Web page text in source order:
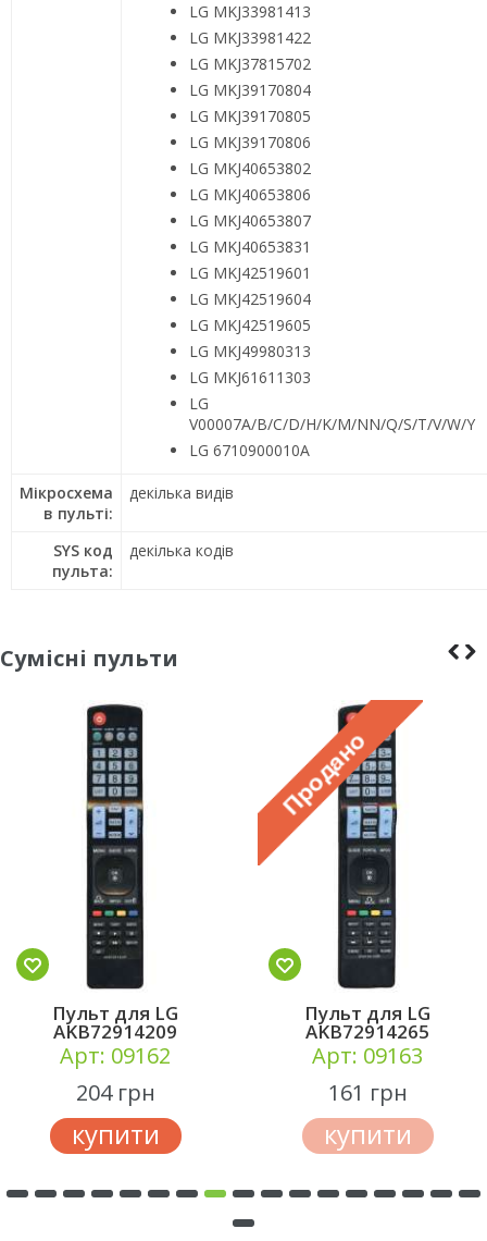
LG MKJ33981413
LG MKJ33981422
LG MKJ37815702
LG MKJ39170804
LG MKJ39170805
LG MKJ39170806
LG MKJ40653802
LG MKJ40653806
LG MKJ40653807
LG MKJ40653831
LG MKJ42519601
LG MKJ42519604
LG MKJ42519605
LG MKJ49980313
LG MKJ61611303
LG
V00007A/B/C/D/H/K/M/NN/Q/S/T/V/W/Y
LG 6710900010A
Мікросхема
в пульті:
декілька видів
SYS код
пульта:
декілька кодів
Сумісні пульти
Пульт для LG
AKB72914209
Арт: 09162
204 грн
купити
Пульт для LG
AKB72914265
Арт: 09163
161 грн
купити